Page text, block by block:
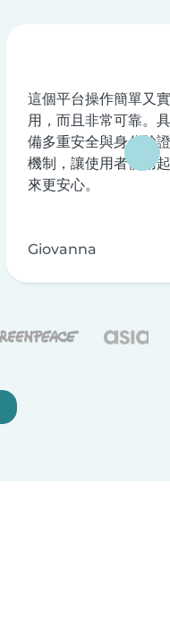
這個平台操作簡單又實
用，而且非常可靠。具
備多重安全與身分驗證
機制，讓使用者使用起
來更安心。
Giovanna